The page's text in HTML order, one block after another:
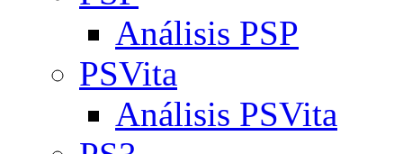
Análisis PSP
PSVita
Análisis PSVita